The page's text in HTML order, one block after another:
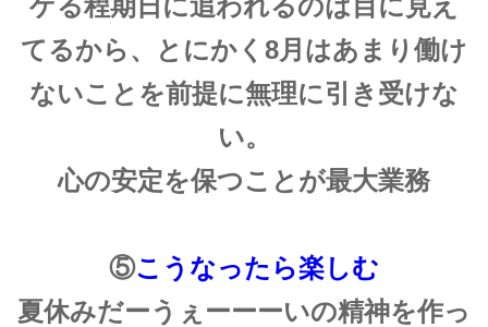
てるから、とにかく8月はあまり働け
ないことを前提に無理に引き受けな
い。
心の安定を保つことが最大業務
⑤こうなったら楽しむ
夏休みだーうぇーーーいの精神を作っ